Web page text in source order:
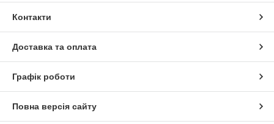
Контакти
Доставка та оплата
Графік роботи
Повна версія сайту